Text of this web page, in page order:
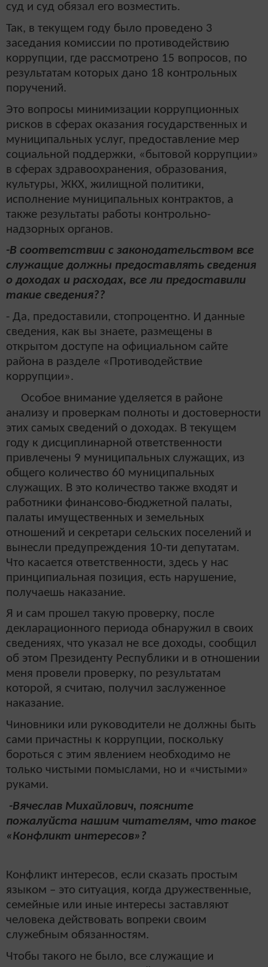
суд и суд обязал его возместить.
Так, в текущем году было проведено 3
заседания комиссии по противодействию
коррупции, где рассмотрено 15 вопросов, по
результатам которых дано 18 контрольных
поручений.
Это вопросы минимизации коррупционных
рисков в сферах оказания государственных и
муниципальных услуг, предоставление мер
социальной поддержки, «бытовой коррупции»
в сферах здравоохранения, образования,
культуры, ЖКХ, жилищной политики,
исполнение муниципальных контрактов, а
также результаты работы контрольно-
надзорных органов.
-В соответствии с законодательством все
служащие должны предоставлять сведения
о доходах и расходах, все ли предоставили
такие сведения??
- Да, предоставили, стопроцентно. И данные
сведения, как вы знаете, размещены в
открытом доступе на официальном сайте
района в разделе «Противодействие
коррупции».
Особое внимание уделяется в районе
анализу и проверкам полноты и достоверности
этих самых сведений о доходах. В текущем
году к дисциплинарной ответственности
привлечены 9 муниципальных служащих, из
общего количество 60 муниципальных
служащих. В это количество также входят и
работники финансово-бюджетной палаты,
палаты имущественных и земельных
отношений и секретари сельских поселений и
вынесли предупреждения 10-ти депутатам.
Что касается ответственности, здесь у нас
принципиальная позиция, есть нарушение,
получаешь наказание.
Я и сам прошел такую проверку, после
декларационного периода обнаружил в своих
сведениях, что указал не все доходы, сообщил
об этом Президенту Республики и в отношении
меня провели проверку, по результатам
которой, я считаю, получил заслуженное
наказание.
Чиновники или руководители не должны быть
сами причастны к коррупции, поскольку
бороться с этим явлением необходимо не
только чистыми помыслами, но и «чистыми»
руками.
-Вячеслав Михайлович, поясните
пожалуйста нашим читателям, что такое
«Конфликт интересов»?
Конфликт интересов, если сказать простым
языком – это ситуация, когда дружественные,
семейные или иные интересы заставляют
человека действовать вопреки своим
служебным обязанностям.
Чтобы такого не было, все служащие и